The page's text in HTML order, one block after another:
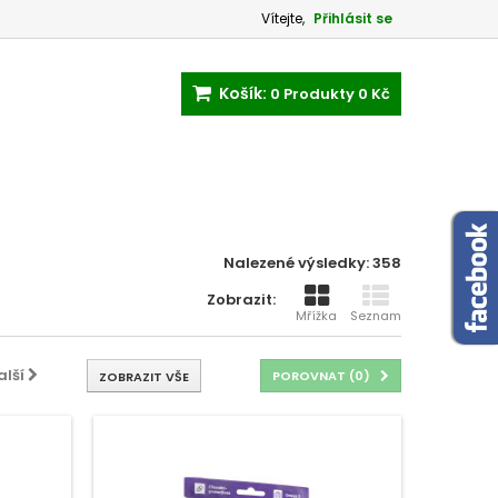
Vítejte, Přihlásit se
Košík: 0 Produkty 0 Kč
Nalezené výsledky: 358
Zobrazit:
Mřížka Seznam
POROVNAT (0)
ZOBRAZIT VŠE